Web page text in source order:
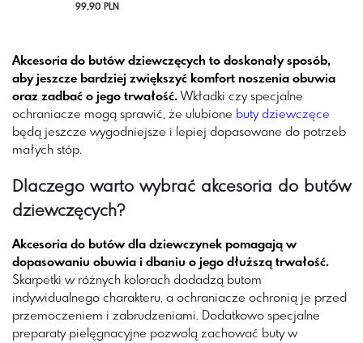
99,90 PLN
Akcesoria do butów dziewczęcych to doskonały sposób,
aby jeszcze bardziej zwiększyć komfort noszenia obuwia
oraz zadbać o jego trwałość. Wkładki czy specjalne
ochraniacze mogą sprawić, że ulubione buty dziewczęce
będą jeszcze wygodniejsze i lepiej dopasowane do potrzeb
małych stóp.
Dlaczego warto wybrać akcesoria do butów
dziewczęcych?
Akcesoria do butów dla dziewczynek pomagają w
dopasowaniu obuwia i dbaniu o jego dłuższą trwałość.
Skarpetki w różnych kolorach dodadzą butom
indywidualnego charakteru, a ochraniacze ochronią je przed
przemoczeniem i zabrudzeniami. Dodatkowo specjalne
preparaty pielęgnacyjne pozwolą zachować buty w